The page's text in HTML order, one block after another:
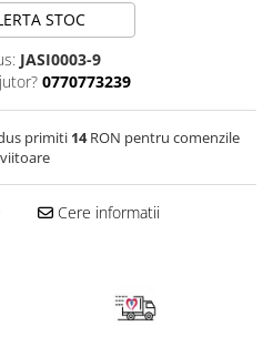
STOC
JASI0003-9
0770773239
primiti 14RON pentru comenzile
viitoare
Cere informatii